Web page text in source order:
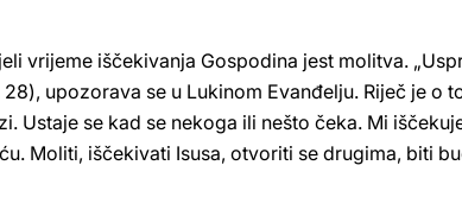
vrijeme iščekivanja Gospodina jest molitva.
upozorava se u Lukinom Evanđelju. Riječ je o
Ustaje se kad se nekoga ili nešto čeka. Mi
Moliti, iščekivati Isusa, otvoriti se drugima, biti